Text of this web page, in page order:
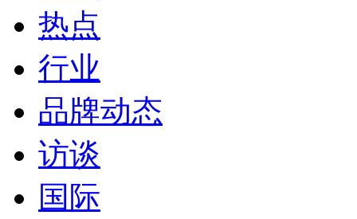
热点
行业
品牌动态
访谈
国际